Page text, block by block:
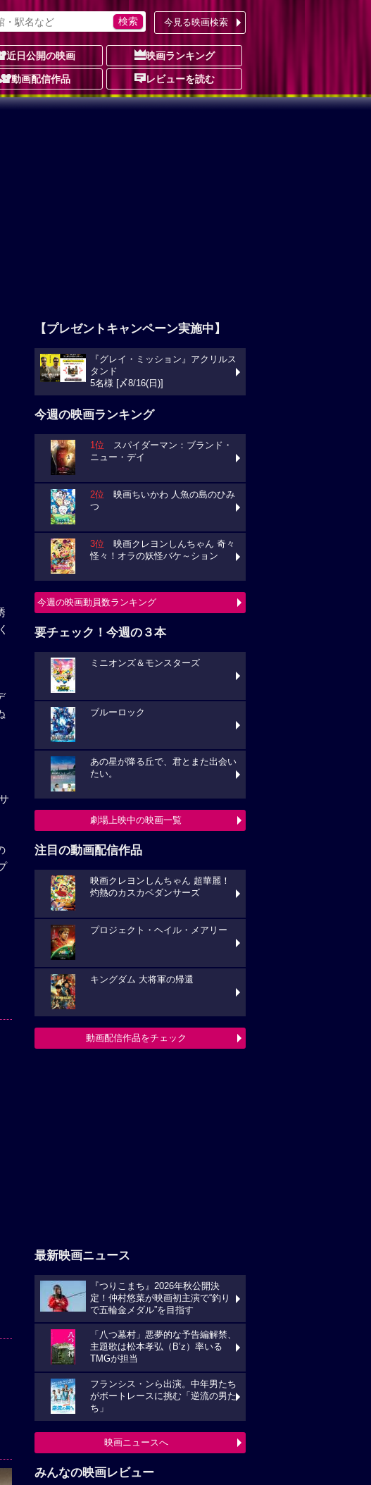
今見る映画検索
近日公開の映画 映画ランキング
動画配信作品 レビューを読む
【プレゼントキャンペーン実施中】
『グレイ・ミッション』アクリルス
タンド
5名様 [〆8/16(日)]
今週の映画ランキング
1位 スパイダーマン：ブランド・
ニュー・デイ
2位 映画ちいかわ 人魚の島のひみ
つ
3位 映画クレヨンしんちゃん 奇々
怪々！オラの妖怪バケ～ション
今週の映画動員数ランキング
要チェック！今週の３本
ミニオンズ＆モンスターズ
ブルーロック
あの星が降る丘で、君とまた出会い
たい。
劇場上映中の映画一覧
注目の動画配信作品
映画クレヨンしんちゃん 超華麗！
灼熱のカスカベダンサーズ
プロジェクト・ヘイル・メアリー
キングダム 大将軍の帰還
動画配信作品をチェック
最新映画ニュース
『つりこまち』2026年秋公開決
定！仲村悠菜が映画初主演で“釣り
で五輪金メダル”を目指す
「八つ墓村」悪夢的な予告編解禁、
主題歌は松本孝弘（B’z）率いる
TMGが担当
フランシス・ンら出演。中年男たち
がボートレースに挑む「逆流の男た
ち」
映画ニュースへ
みんなの映画レビュー